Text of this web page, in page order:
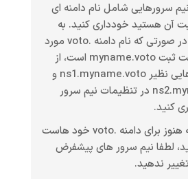
سرورهایی شامل نام دامنه ای
آن هستید خودداری کنید. به
عنوان مثال، در صورتی که نام دامنه .voto مورد
نظر شما جهت ثبت myname.voto است، از
درج آدرس هایی نظیر ns1.myname.voto و
ns2.myname.voto در تنظیمات نیم سرور
کنید.
در صورتی که هنوز برای دامنه .voto خود هاست
لطفا نیم سرور های پیشفرض
ندهید.